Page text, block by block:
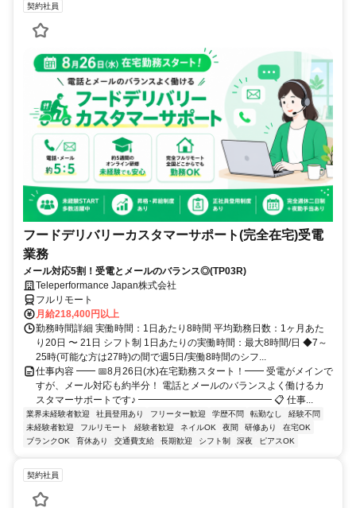
契約社員
フードデリバリーカスタマーサポート(完全在宅)受電
業務
メール対応5割！受電とメールのバランス◎(TP03R)
Teleperformance Japan株式会社
フルリモート
月給218,400円以上
勤務時間詳細 実働時間：1日あたり8時間 平均勤務日数：1ヶ月あた
り20日 〜 21日 シフト制 1日あたりの実働時間：最大8時間/日 ◆7～
25時(可能な方は27時)の間で週5日/実働8時間のシフ...
仕事内容 ━━ 📅8月26日(水)在宅勤務スタート！━━ 受電がメインで
すが、メール対応も約半分！ 電話とメールのバランスよく働けるカ
スタマーサポートです♪ ━━━━━━━━━━━━━━ 📋 仕事...
業界未経験者歓迎 社員登用あり フリーター歓迎 学歴不問 転勤なし
経験不問
未経験者歓迎
フルリモート 経験者歓迎 ネイルOK 夜間 研修あり
在宅OK
ブランクOK
育休あり 交通費支給 長期歓迎 シフト制 深夜 ピアスOK
契約社員